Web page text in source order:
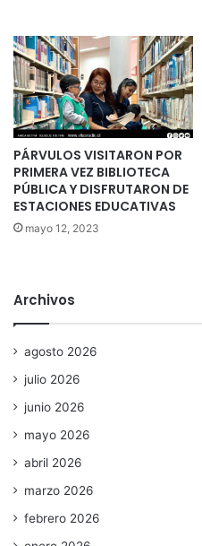
PÁRVULOS VISITARON POR
PRIMERA VEZ BIBLIOTECA
PÚBLICA Y DISFRUTARON DE
ESTACIONES EDUCATIVAS
mayo 12, 2023
Archivos
agosto 2026
julio 2026
junio 2026
mayo 2026
abril 2026
marzo 2026
febrero 2026